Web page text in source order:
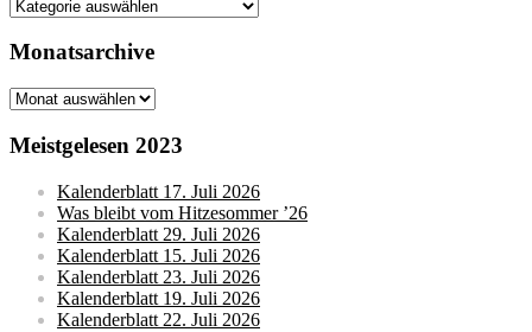
Monatsarchive
Monatsarchive
Meistgelesen 2023
Kalenderblatt 17. Juli 2026
Was bleibt vom Hitzesommer ’26
Kalenderblatt 29. Juli 2026
Kalenderblatt 15. Juli 2026
Kalenderblatt 23. Juli 2026
Kalenderblatt 19. Juli 2026
Kalenderblatt 22. Juli 2026